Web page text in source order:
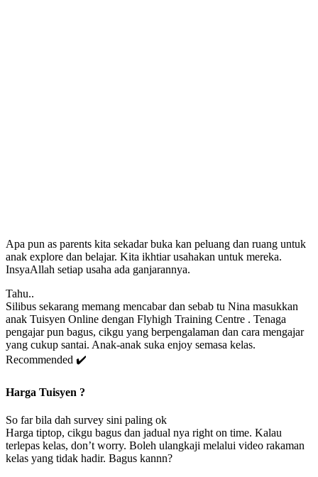
Apa pun as parents kita sekadar buka kan peluang dan ruang untuk
anak explore dan belajar. Kita ikhtiar usahakan untuk mereka.
InsyaAllah setiap usaha ada ganjarannya.
Tahu..
Silibus sekarang memang mencabar dan sebab tu Nina masukkan
anak Tuisyen Online dengan Flyhigh Training Centre . Tenaga
pengajar pun bagus, cikgu yang berpengalaman dan cara mengajar
yang cukup santai. Anak-anak suka enjoy semasa kelas.
Recommended ✔️
Harga Tuisyen ?
So far bila dah survey sini paling ok
Harga tiptop, cikgu bagus dan jadual nya right on time. Kalau
terlepas kelas, don’t worry. Boleh ulangkaji melalui video rakaman
kelas yang tidak hadir. Bagus kannn?